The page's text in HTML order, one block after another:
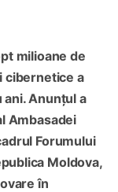
milioane de
cibernetice a
Anunțul a
Ambasadei
Forumului
Moldova,
în